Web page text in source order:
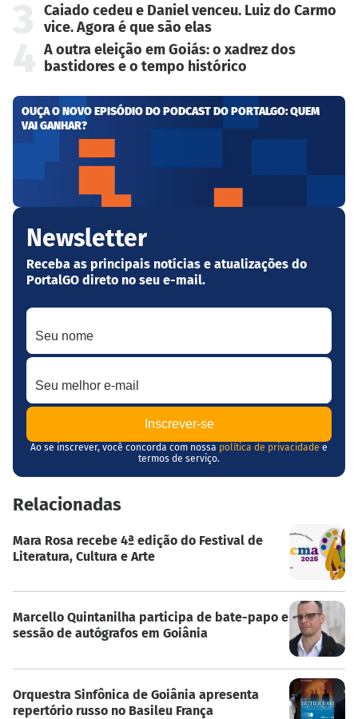
Caiado cedeu e Daniel venceu. Luiz do Carmo
vice. Agora é que são elas
A outra eleição em Goiás: o xadrez dos
bastidores e o tempo histórico
OUÇA O NOVO EPISÓDIO DO PODCAST DO PORTALGO: QUEM
VAI GANHAR?
Newsletter
Receba as principais notícias e atualizações do
PortalGO direto no seu e-mail.
Seu nome
Seu melhor e-mail
Ao se inscrever, você concorda com nossa política de privacidade e
termos de serviço.
Relacionadas
Mara Rosa recebe 4ª edição do Festival de
Literatura, Cultura e Arte
Marcello Quintanilha participa de bate-papo e
sessão de autógrafos em Goiânia
Orquestra Sinfônica de Goiânia apresenta
repertório russo no Basileu França